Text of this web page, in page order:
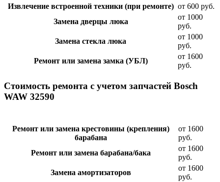
Извлечение встроенной техники (при ремонте) от 600 руб.
Замена дверцы люка
от 1000
руб.
Замена стекла люка
от 1000
руб.
Ремонт или замена замка (УБЛ)
от 1600
руб.
Стоимость ремонта с учетом запчастей Bosch
WAW 32590
Ремонт или замена крестовины (крепления)
барабана
от 1600
руб.
Ремонт или замена барабана/бака
от 1600
руб.
Замена амортизаторов
от 1600
руб.